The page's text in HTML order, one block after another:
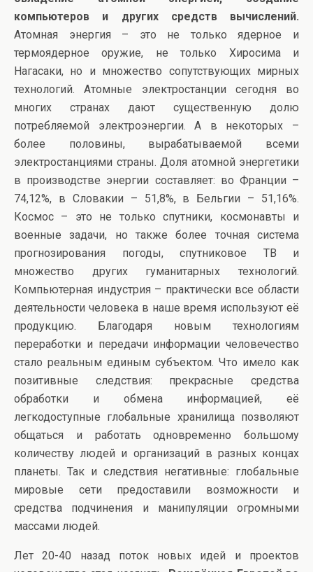
компьютеров и других средств вычислений.
Атомная энергия – это не только ядерное и
термоядерное оружие, не только Хиросима и
Нагасаки, но и множество сопутствующих мирных
технологий. Атомные электростанции сегодня во
многих странах дают существенную долю
потребляемой электроэнергии. А в некоторых –
более половины, вырабатываемой всеми
электростанциями страны. Доля атомной энергетики
в производстве энергии составляет: во Франции –
74,12%, в Словакии – 51,8%, в Бельгии – 51,16%.
Космос – это не только спутники, космонавты и
военные задачи, но также более точная система
прогнозирования погоды, спутниковое ТВ и
множество других гуманитарных технологий.
Компьютерная индустрия – практически все области
деятельности человека в наше время используют её
продукцию. Благодаря новым технологиям
переработки и передачи информации человечество
стало реальным единым субъектом. Что имело как
позитивные следствия: прекрасные средства
обработки и обмена информацией, её
легкодоступные глобальные хранилища позволяют
общаться и работать одновременно большому
количеству людей и организаций в разных концах
планеты. Так и следствия негативные: глобальные
мировые сети предоставили возможности и
средства подчинения и манипуляции огромными
массами людей.
Лет 20-40 назад поток новых идей и проектов